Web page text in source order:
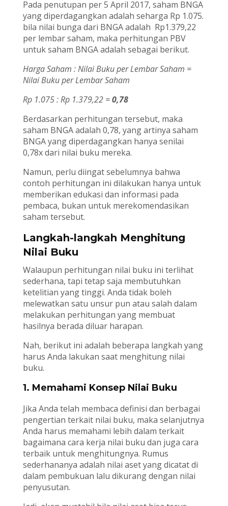
Pada penutupan per 5 April 2017, saham BNGA
yang diperdagangkan adalah seharga Rp 1.075.
bila nilai bunga dari BNGA adalah Rp1.379,22
per lembar saham, maka perhitungan PBV
untuk saham BNGA adalah sebagai berikut.
Harga Saham : Nilai Buku per Lembar Saham =
Nilai Buku per Lembar Saham
Rp 1.075 : Rp 1.379,22 =0,78
Berdasarkan perhitungan tersebut, maka
saham BNGA adalah 0,78, yang artinya saham
BNGA yang diperdagangkan hanya senilai
0,78x dari nilai buku mereka.
Namun, perlu diingat sebelumnya bahwa
contoh perhitungan ini dilakukan hanya untuk
memberikan edukasi dan informasi pada
pembaca, bukan untuk merekomendasikan
saham tersebut.
Langkah-langkah Menghitung
Nilai Buku
Walaupun perhitungan nilai buku ini terlihat
sederhana, tapi tetap saja membutuhkan
ketelitian yang tinggi. Anda tidak boleh
melewatkan satu unsur pun atau salah dalam
melakukan perhitungan yang membuat
hasilnya berada diluar harapan.
Nah, berikut ini adalah beberapa langkah yang
harus Anda lakukan saat menghitung nilai
buku.
1. Memahami Konsep Nilai Buku
Jika Anda telah membaca definisi dan berbagai
pengertian terkait nilai buku, maka selanjutnya
Anda harus memahami lebih dalam terkait
bagaimana cara kerja nilai buku dan juga cara
terbaik untuk menghitungnya. Rumus
sederhananya adalah nilai aset yang dicatat di
dalam pembukuan lalu dikurang dengan nilai
penyusutan.